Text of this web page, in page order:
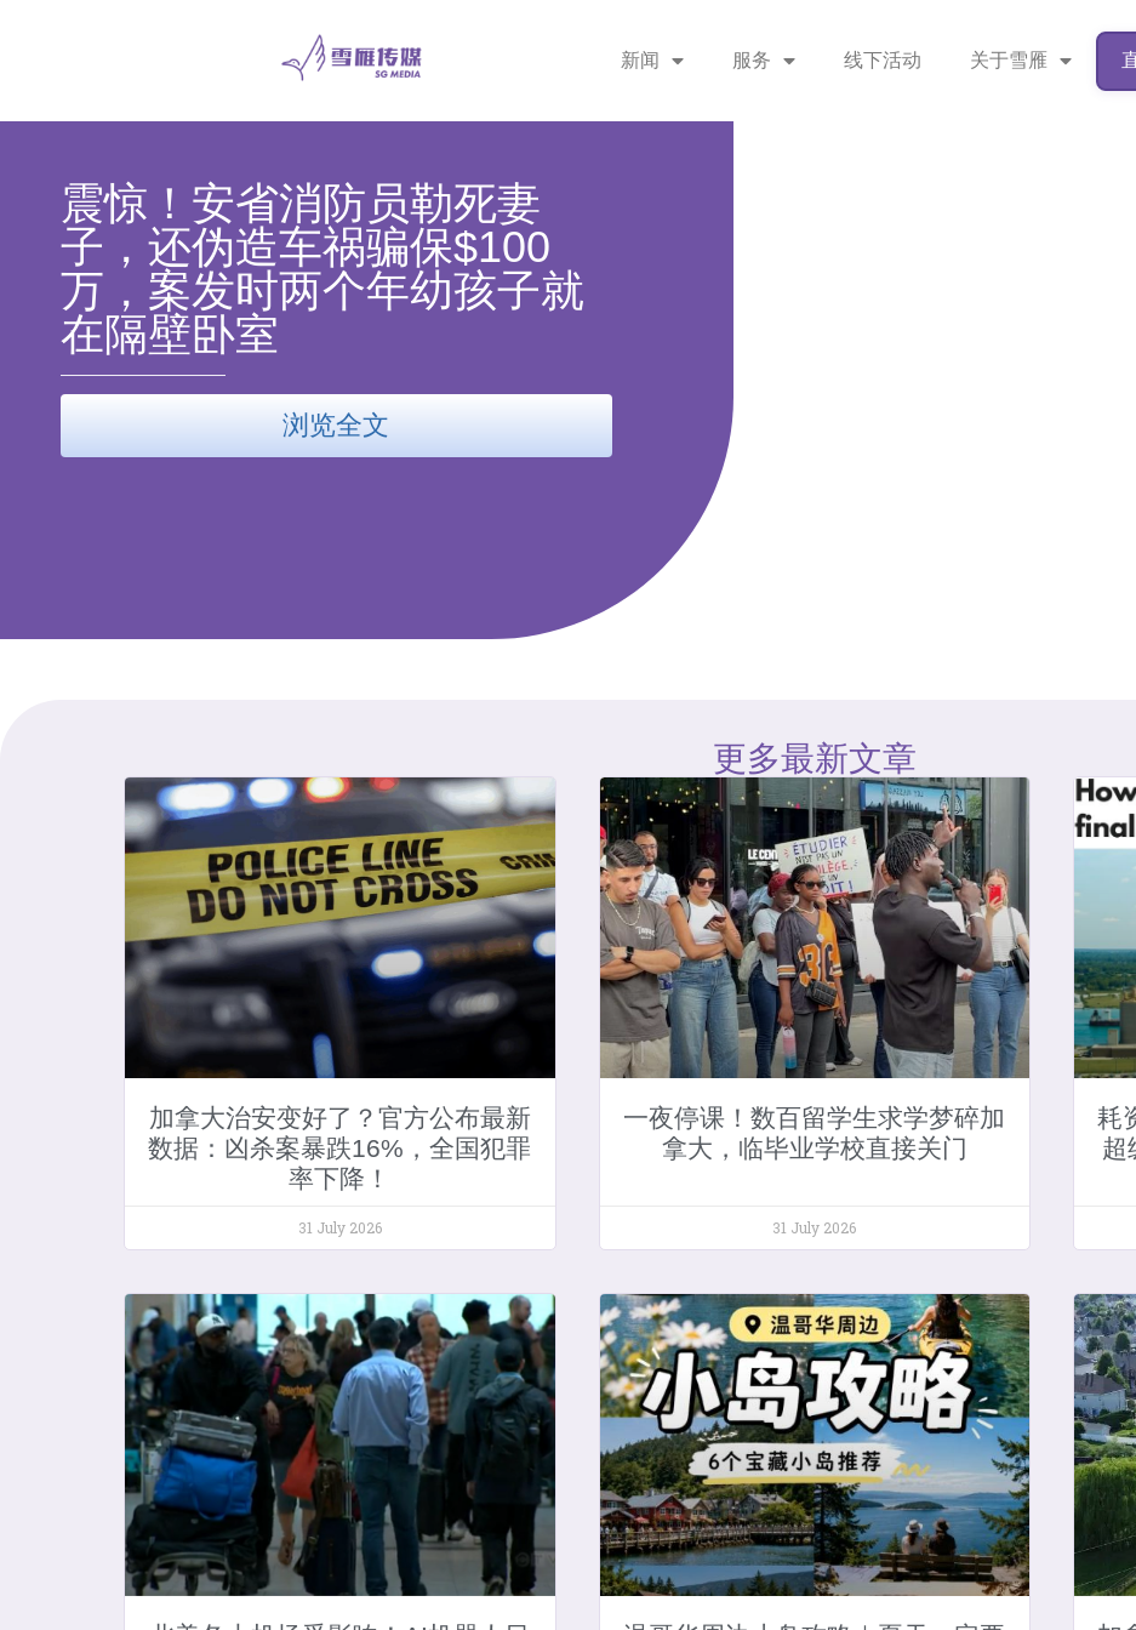
新闻 服务 线下活动 关于雪雁
震惊！安省消防员勒死妻
子，还伪造车祸骗保$100
万，案发时两个年幼孩子就
在隔壁卧室
浏览全文
更多最新文章
加拿大治安变好了？官方公布最新
数据：凶杀案暴跌16%，全国犯罪
率下降！
31 July 2026
一夜停课！数百留学生求学梦碎加
拿大，临毕业学校直接关门
31 July 2026
耗
超